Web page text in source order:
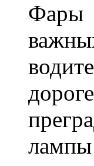
Фары
лампы